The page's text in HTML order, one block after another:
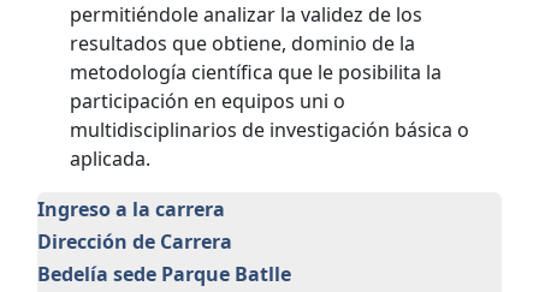
Ingreso a la carrera
Dirección de Carrera
Bedelía sede Parque Batlle
permitiéndole analizar la validez de los
resultados que obtiene, dominio de la
metodología científica que le posibilita la
participación en equipos uni o
multidisciplinarios de investigación básica o
aplicada.